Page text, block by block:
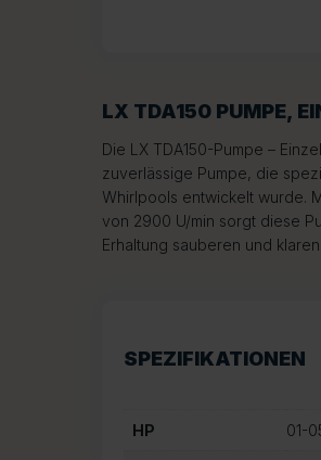
LX TDA150 PUMPE,
Die LX TDA150-Pumpe –
zuverlässige Pumpe, die
Whirlpools entwickelt wurde.
von 2900 U/min sorgt diese
Erhaltung sauberen und
SPEZIFIKATIONEN
HP 01-